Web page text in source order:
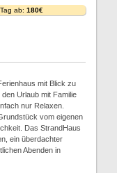
ab: 180€
mit Blick zu
Urlaub mit Familie
nur Relaxen.
vom eigenen
Das StrandHaus
ein überdachter
Abenden in